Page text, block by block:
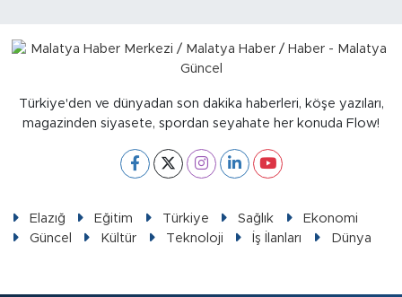
Türkiye'den ve dünyadan son dakika haberleri, köşe yazıları,
magazinden siyasete, spordan seyahate her konuda Flow!
Elazığ Eğitim Türkiye Sağlık
Ekonomi
Güncel
Kültür Teknoloji İş İlanları Dünya